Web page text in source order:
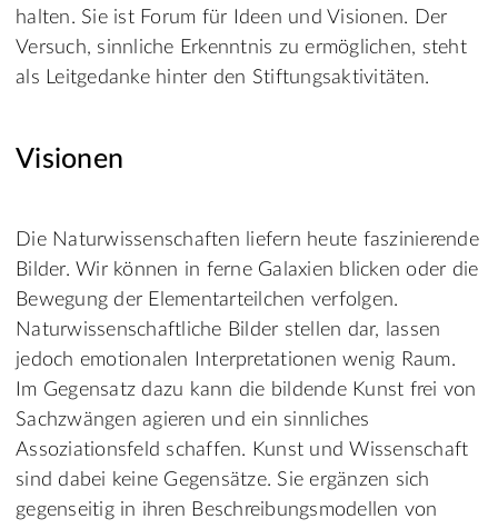
halten. Sie ist Forum für Ideen und Visionen. Der
Versuch, sinnliche Erkenntnis zu ermöglichen, steht
als Leitgedanke hinter den Stiftungsaktivitäten.
Visionen
Die Naturwissenschaften liefern heute faszinierende
Bilder. Wir können in ferne Galaxien blicken oder die
Bewegung der Elementarteilchen verfolgen.
Naturwissenschaftliche Bilder stellen dar, lassen
jedoch emotionalen Interpretationen wenig Raum.
Im Gegensatz dazu kann die bildende Kunst frei von
Sachzwängen agieren und ein sinnliches
Assoziationsfeld schaffen. Kunst und Wissenschaft
sind dabei keine Gegensätze. Sie ergänzen sich
gegenseitig in ihren Beschreibungsmodellen von